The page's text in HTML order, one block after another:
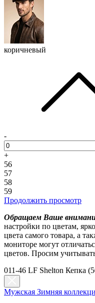
коричневый
-
+
56
57
58
59
Продолжить просмотр
Обращаем Ваше
настройки по цветам,
цвета самого товара, а
мониторе могут
цветов. Просим
011-46 LF Shelton Кепка
Мужская Зимняя